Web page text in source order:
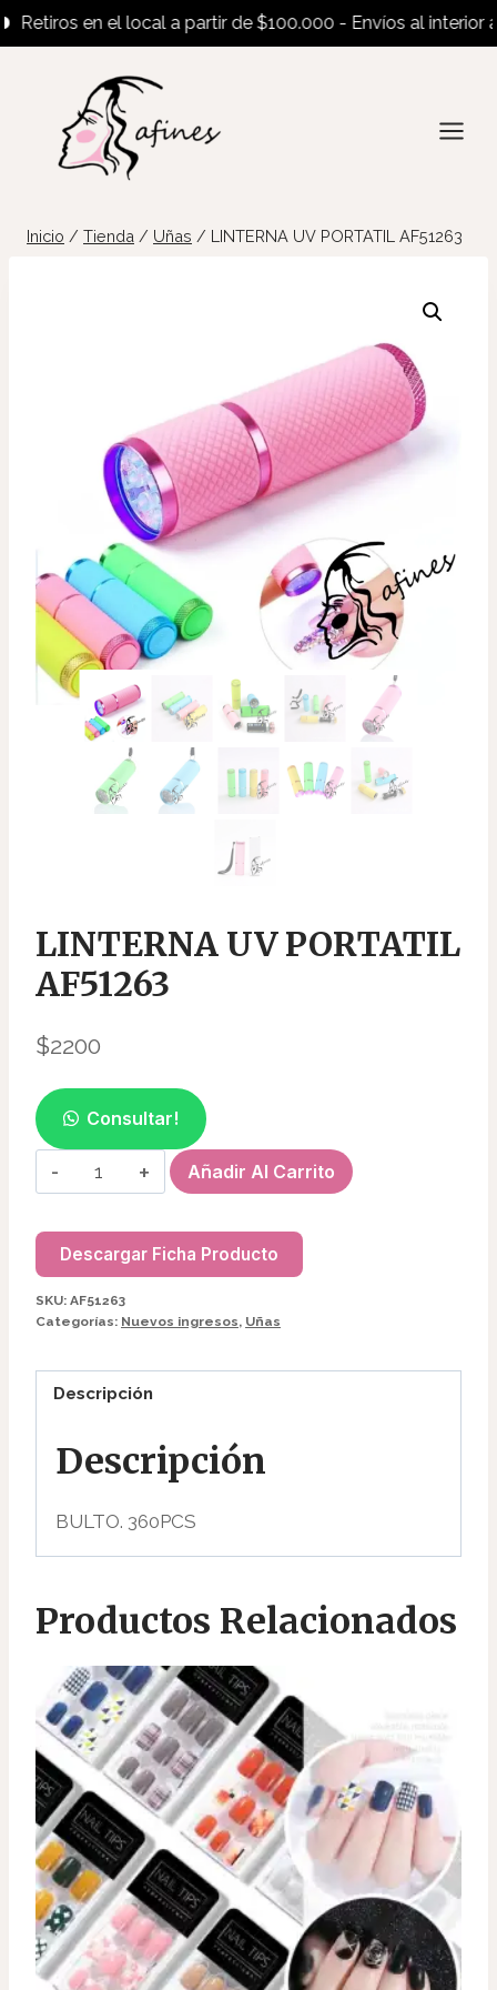
en el local a partir de $100.000 - Envíos al interior a
contenido
Inicio / Tienda / Uñas / LINTERNA UV PORTATIL AF51263
LINTERNA UV PORTATIL
AF51263
$2200
Consultar!
LINTERNA
UV
AF51263
cantidad
Añadir Al Carrito
Descargar Ficha Producto
SKU: AF51263
Categorías: Nuevos ingresos, Uñas
Descripción
Descripción
BULTO. 360PCS
Productos Relacionados